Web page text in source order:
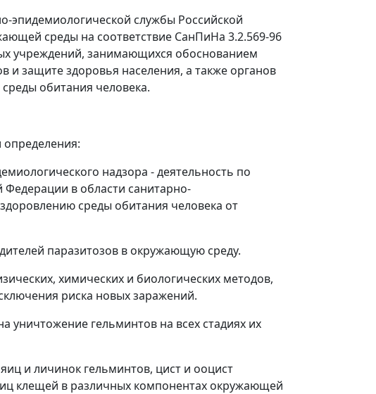
эпидемиологической службы Российской
среды на соответствие СанПиНа 3.2.569-96
учреждений, занимающихся обоснованием
защите здоровья населения, а также органов
обитания человека.
надзора - деятельность по
в области санитарно-
среды обитания человека от
паразитозов в окружающую среду.
химических и биологических методов,
риска новых заражений.
уничтожение гельминтов на всех стадиях их
и личинок гельминтов, цист и ооцист
клещей в различных компонентах окружающей